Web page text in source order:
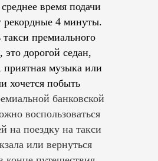
время подачи
рекордные 4 минуты.
премиального
это дорогой седан,
музыка или
хочется побыть
банковской
воспользоваться
на поездку на такси
или вернуться